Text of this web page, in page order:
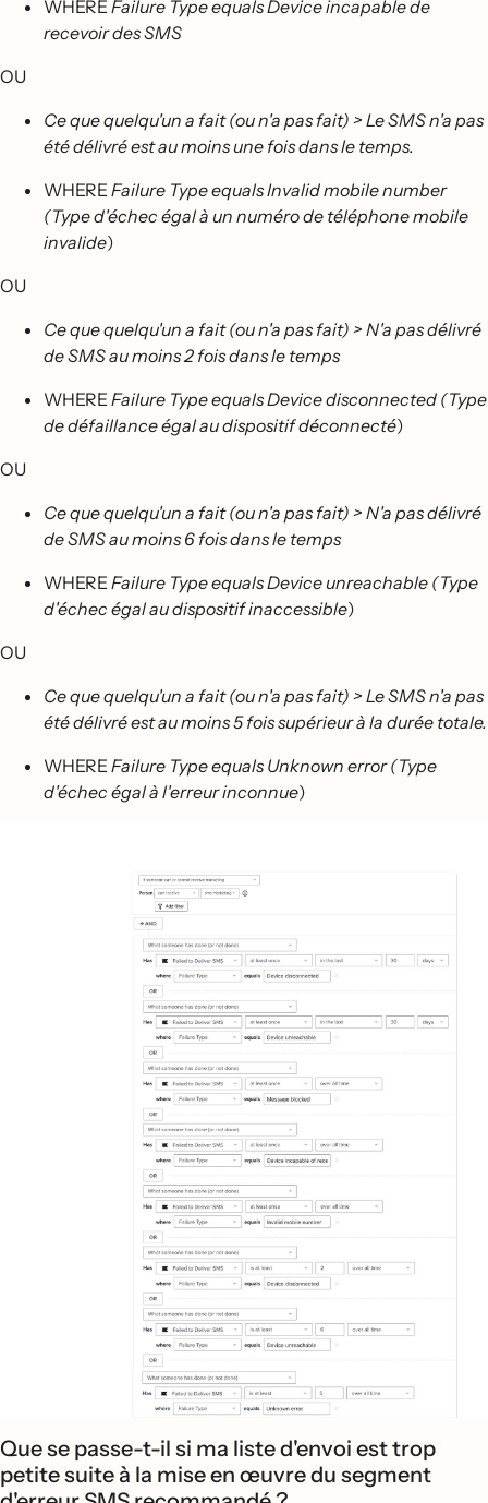
WHERE Failure Type equals Device incapable de
recevoir des SMS
OU
Ce que quelqu'un a fait (ou n'a pas fait) > Le SMS n'a pas
été délivré est au moins une fois dans le temps.
WHERE Failure Type equals Invalid mobile number
(Type d'échec égal à un numéro de téléphone mobile
invalide)
OU
Ce que quelqu'un a fait (ou n'a pas fait) > N'a pas délivré
de SMS au moins 2 fois dans le temps
WHERE Failure Type equals Device disconnected (Type
de défaillance égal au dispositif déconnecté)
OU
Ce que quelqu'un a fait (ou n'a pas fait) > N'a pas délivré
de SMS au moins 6 fois dans le temps
WHERE Failure Type equals Device unreachable (Type
d'échec égal au dispositif inaccessible)
OU
Ce que quelqu'un a fait (ou n'a pas fait) > Le SMS n'a pas
été délivré est au moins 5 fois supérieur à la durée totale.
WHERE Failure Type equals Unknown error (Type
d'échec égal à l'erreur inconnue)
Que se passe-t-il si ma liste d'envoi est trop
petite suite à la mise en œuvre du segment